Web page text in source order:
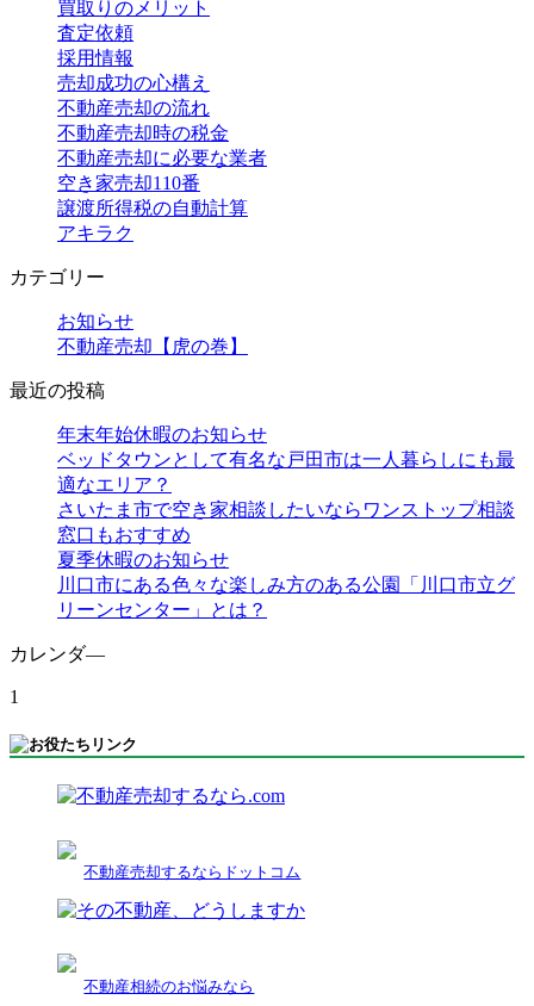
買取りのメリット
査定依頼
採用情報
売却成功の心構え
不動産売却の流れ
不動産売却時の税金
不動産売却に必要な業者
空き家売却110番
譲渡所得税の自動計算
アキラク
カテゴリー
お知らせ
不動産売却【虎の巻】
最近の投稿
年末年始休暇のお知らせ
ベッドタウンとして有名な戸田市は一人暮らしにも最
適なエリア？
さいたま市で空き家相談したいならワンストップ相談
窓口もおすすめ
夏季休暇のお知らせ
川口市にある色々な楽しみ方のある公園「川口市立グ
リーンセンター」とは？
カレンダ―
1
不動産売却するならドットコム
不動産相続のお悩みなら